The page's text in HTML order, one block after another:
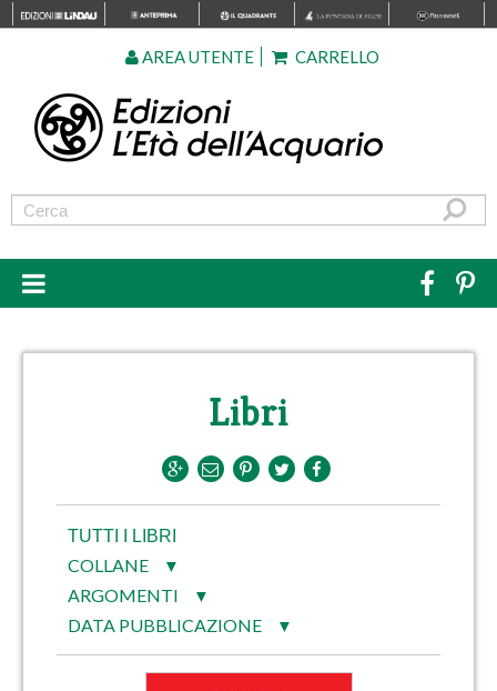
AREA UTENTE CARRELLO
Libri
TUTTI I LIBRI
COLLANE ▼
ARGOMENTI ▼
DATA PUBBLICAZIONE ▼